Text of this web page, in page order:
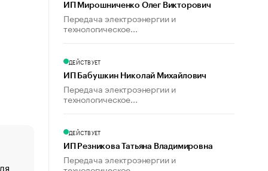
«От спорта тело стареет иначе». Как живет глава
ИП Мирошниченко Олег Викторович
Передача электроэнергии и
технологическое...
ДЕЙСТВУЕТ
ИП Бабушкин Николай Михайлович
Передача электроэнергии и
технологическое...
ДЕЙСТВУЕТ
ИП Резникова Татьяна Владимировна
Передача электроэнергии и